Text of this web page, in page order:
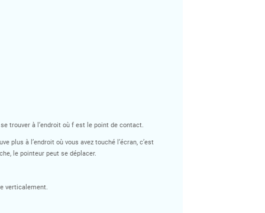
trouver à l’endroit où f est le point de contact.
plus à l’endroit où vous avez touché l’écran, c’est
le pointeur peut se déplacer.
verticalement.